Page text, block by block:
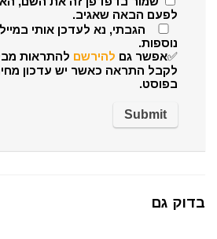
לפעם הבאה שאגיב.
הגבתי, נא לעדכן אותי
נוספות.
✅אפשר גם להירשם להתראות
לקבל התראה כאשר יש עדכון
בפוסט.
בדוק גם